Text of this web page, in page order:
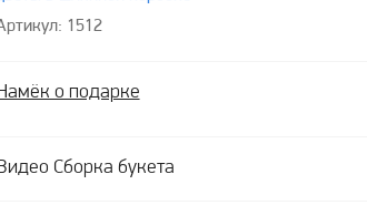
1512
о подарке
Сборка букета